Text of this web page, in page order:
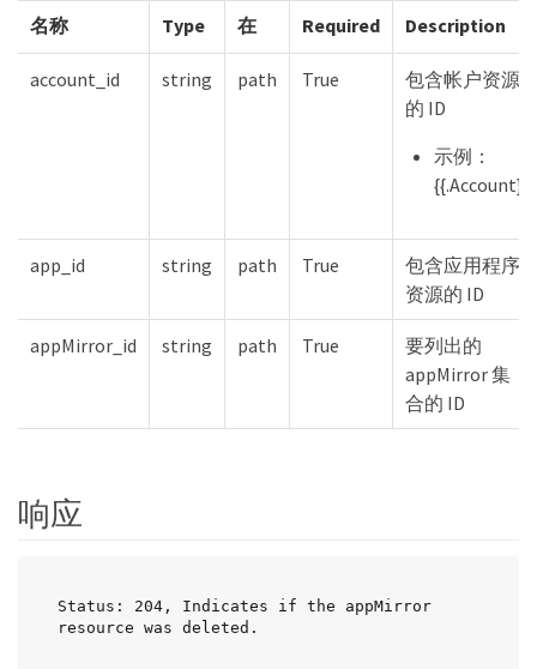
名称 Type 在 Required Description
account_id string path True
包含帐户资源
的 ID
示例：
{{.Account}}
app_id string path True
包含应用程序
资源的 ID
appMirror_id string path True
要列出的
appMirror 集
合的 ID
响应
Status: 204, Indicates if the appMirror
resource was deleted.